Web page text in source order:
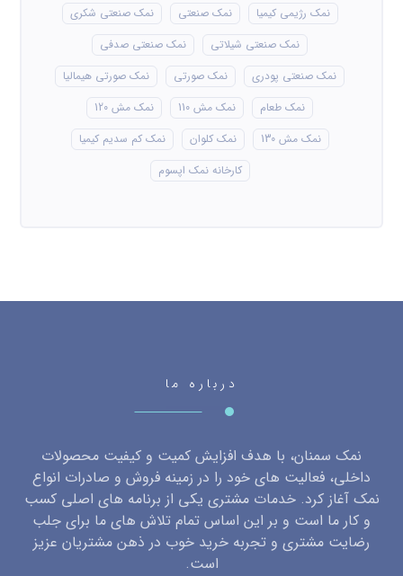
نمک رژیمی کیمیا
نمک صنعتی
نمک صنعتی شکری
نمک صنعتی شیلاتی
نمک صنعتی صدفی
نمک صنعتی پودری
نمک صورتی
نمک صورتی هیمالیا
نمک طعام
نمک مش 110
نمک مش 120
نمک مش 130
نمک کلوان
نمک کم سدیم کیمیا
کارخانه نمک اپسوم
درباره ما
نمک سمنان، با هدف افزایش کمیت و کیفیت محصولات
داخلی، فعالیت های خود را در زمینه فروش و صادرات انواع
نمک آغاز کرد. خدمات مشتری یکی از برنامه های اصلی کسب
و کار ما است و بر این اساس تمام تلاش های ما برای جلب
رضایت مشتری و تجربه خرید خوب در ذهن مشتریان عزیز
است.